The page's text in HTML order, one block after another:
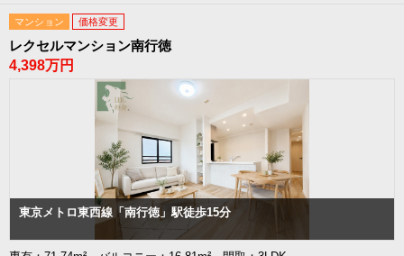
マンション 価格変更
レクセルマンション南行徳
4,398万円
東京メトロ東西線「南行徳」駅徒歩15分